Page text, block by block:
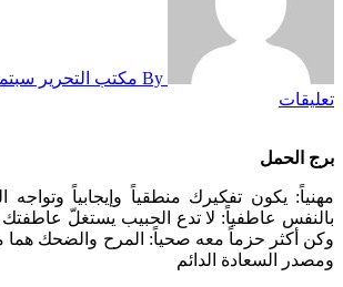
سبتمبر 16,
تعليقات
برج الحمل
مهنياً: يكون تفكيرك منطقياً وإيجابياً وتواجه
بالنفس عاطفياً: لا تدع الحبيب يستغلّ
وكن أكثر حزماً معه صحياً: المرح والضحك هما
ومصدر السعادة الدائم